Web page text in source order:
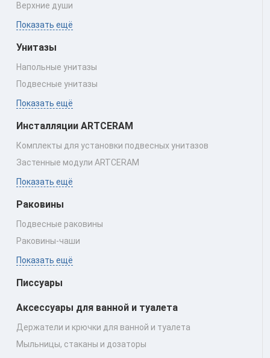
Верхние души
Показать ещё
Унитазы
Напольные унитазы
Подвесные унитазы
Показать ещё
Инсталляции ARTCERAM
Комплекты для установки подвесных унитазов
Застенные модули ARTCERAM
Показать ещё
Раковины
Подвесные раковины
Раковины‑чаши
Показать ещё
Писсуары
Аксессуары для ванной и туалета
Держатели и крючки для ванной и туалета
Мыльницы, стаканы и дозаторы